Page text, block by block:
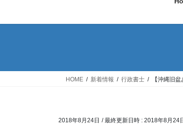
HOME 新着情報 行政書士 【沖縄旧
2018年8月24日 / 最終更新日時 : 2018年8月24